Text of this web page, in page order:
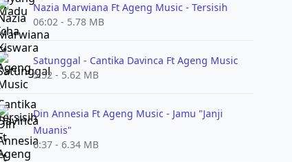
Nazia Marwiana Ft Ageng Music - Tersisih
06:02 - 5.78 MB
Satunggal - Cantika Davinca Ft Ageng Music
5:52 - 5.62 MB
Din Annesia Ft Ageng Music - Jamu "Janji
Muanis"
6:37 - 6.34 MB